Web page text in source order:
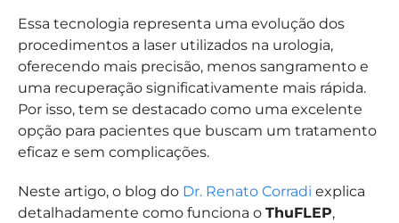
Essa tecnologia representa uma evolução dos
procedimentos a laser utilizados na urologia,
oferecendo mais precisão, menos sangramento e
uma recuperação significativamente mais rápida.
Por isso, tem se destacado como uma excelente
opção para pacientes que buscam um tratamento
eficaz e sem complicações.
Neste artigo, o blog do Dr. Renato Corradi explica
detalhadamente como funciona o ThuFLEP,